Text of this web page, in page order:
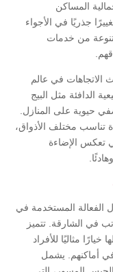
المساكن
جذريًا في الأجواء
من خدمات
الاتجاهات في عالم
الدافئة مثل البيج
حيوية على المنازل.
تناسب مختلف الأذواق،
تعكس الإضاءة
الفعالة المستخدمة في
في الشارقة. تتميز
مثاليًا للأفراد
أماكنهم. يشمل